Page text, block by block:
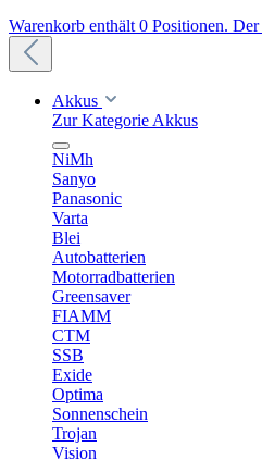
Warenkorb enthält 0 Positionen.
Akkus
Zur Kategorie Akkus
NiMh
Sanyo
Panasonic
Varta
Blei
Autobatterien
Motorradbatterien
Greensaver
FIAMM
CTM
SSB
Exide
Optima
Sonnenschein
Trojan
Vision